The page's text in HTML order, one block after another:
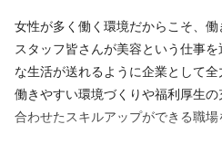
10:00〜20:00
◎月8日休み(希望休)
◎シフト制
◎連休可
※ハッピー休暇(有給のようなもの)
💖自分らしいスタイルで働ける🌟
「プライベートな時間を確保する
「土日だけ働きたい」
「しっかり稼ぐために週5日勤務し
女性が多く働く環境だからこそ、働
スタッフ皆さんが美容という仕事
な生活が送れるように企業として全
働きやすい環境づくりや福利厚生
合わせたスキルアップができる職場